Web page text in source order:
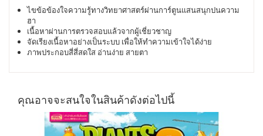
ไขข้อข้องใจความรู้ทางวิทยาศาสตร์ผ่านการ์ตูนแสนสนุกปนความ
ฮา
เนื้อหาผ่านการตรวจสอบแล้วจากผู้เชี่ยวชาญ
จัดเรียงเนื้อหาอย่างเป็นระบบ เพื่อให้ทำความเข้าใจได้ง่าย
ภาพประกอบสี่สี่สดใส อ่านง่าย สายตา
คุณอาจจะสนใจในสินค้าดังต่อไปนี้